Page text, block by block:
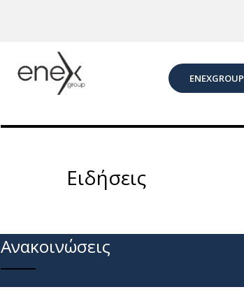
ENEXGROUP
Ειδήσεις
Ανακοινώσεις